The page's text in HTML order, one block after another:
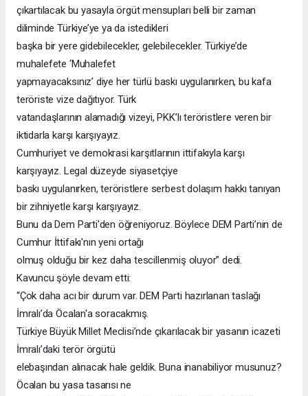
çıkartılacak bu yasayla örgüt mensupları belli bir zaman
diliminde Türkiye’ye ya da istedikleri
başka bir yere gidebilecekler, gelebilecekler. Türkiye’de
muhalefete ‘Muhalefet
yapmayacaksınız’ diye her türlü baskı uygulanırken, bu kafa
teröriste vize dağıtıyor. Türk
vatandaşlarının alamadığı vizeyi, PKK’lı teröristlere veren bir
iktidarla karşı karşıyayız.
Cumhuriyet ve demokrasi karşıtlarının ittifakıyla karşı
karşıyayız. Legal düzeyde siyasetçiye
baskı uygulanırken, teröristlere serbest dolaşım hakkı tanıyan
bir zihniyetle karşı karşıyayız.
Bunu da Dem Parti'den öğreniyoruz. Böylece DEM Parti’nin de
Cumhur İttifakı'nın yeni ortağı
olmuş olduğu bir kez daha tescillenmiş oluyor” dedi.
Kavuncu şöyle devam etti:
“Çok daha acı bir durum var. DEM Parti hazırlanan taslağı
İmralı’da Öcalan'a soracakmış.
Türkiye Büyük Millet Meclisi’nde çıkarılacak bir yasanın icazeti
İmralı’daki terör örgütü
elebaşından alınacak hale geldik. Buna inanabiliyor musunuz?
Öcalan bu yasa tasarısı ne